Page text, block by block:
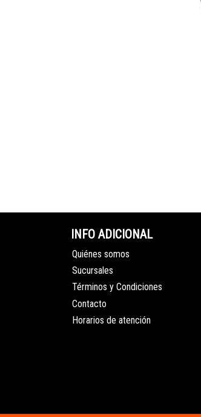
INFO ADICIONAL
Quiénes somos
Sucursales
Términos y Condiciones
Contacto
Horarios de atención